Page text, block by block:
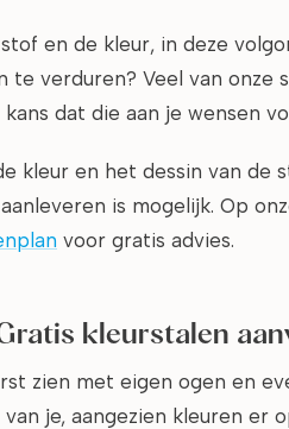
en de kleur, in deze
te verduren? Veel van
dat die aan je wensen
kleur en het dessin van de
is mogelijk. Op
voor gratis advies.
kleurstalen
zien met eigen ogen en
je, aangezien kleuren er